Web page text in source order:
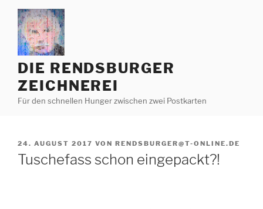
Zum
Inhalt
springen
DIE RENDSBURGER
ZEICHNEREI
Für den schnellen Hunger zwischen zwei Postkarten
VERÖFFENTLICHT
AM
24. AUGUST 2017 VON RENDSBURGER@T-ONLINE.DE
Tuschefass schon eingepackt?!